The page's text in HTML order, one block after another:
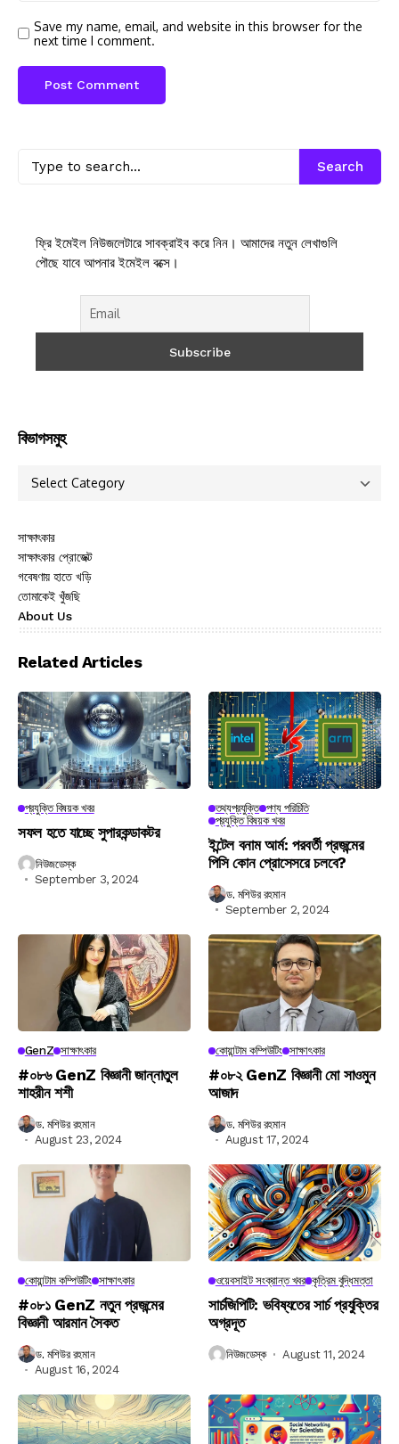
Save my name, email, and website in this browser for the
next time I comment.
Search
ফ্রি ইমেইল নিউজলেটারে সাবক্রাইব করে নিন। আমাদের নতুন লেখাগুলি
পৌছে যাবে আপনার ইমেইল বক্সে।
বিভাগসমুহ
সাক্ষাৎকার
সাক্ষাৎকার প্রোজেক্ট
গবেষণায় হাতে খড়ি
তোমাকেই খুঁজছি
About Us
Related Articles
প্রযুক্তি বিষয়ক খবর
সফল হতে যাচ্ছে সুপারকন্ডাকটর
নিউজডেস্ক
September 3, 2024
তথ্যপ্রযুক্তি পণ্য পরিচিতি
প্রযুক্তি বিষয়ক খবর
ইন্টেল বনাম আর্ম: পরবর্তী প্রজন্মের
পিসি কোন প্রোসেসরে চলবে?
ড. মশিউর রহমান
September 2, 2024
GenZ সাক্ষাৎকার
#০৮৬ GenZ বিজ্ঞানী জান্নাতুল
শাহরীন শশী
ড. মশিউর রহমান
August 23, 2024
কোয়ান্টাম কম্পিউটিং সাক্ষাৎকার
#০৮২ GenZ বিজ্ঞানী মো সাওমুন
আজাদ
ড. মশিউর রহমান
August 17, 2024
কোয়ান্টাম কম্পিউটিং সাক্ষাৎকার
#০৮১ GenZ নতুন প্রজন্মের
বিজ্ঞানী আরমান সৈকত
ড. মশিউর রহমান
August 16, 2024
ওয়েবসাইট সংক্রান্ত খবর কৃত্রিম বুদ্ধিমত্তা
সার্চজিপিটি: ভবিষ্যতের সার্চ প্রযুক্তির
অগ্রদূত
নিউজডেস্ক August 11, 2024